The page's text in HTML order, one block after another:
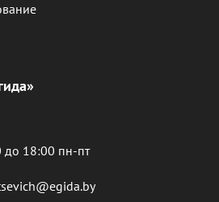
до 18:00 пн-пт